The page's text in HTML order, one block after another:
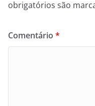
obrigatórios são
Comentário *